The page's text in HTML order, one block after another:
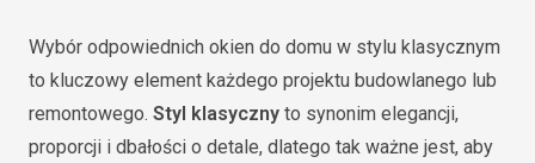
Wybór odpowiednich okien do domu w stylu klasycznym
to kluczowy element każdego projektu budowlanego lub
remontowego. Styl klasyczny to synonim elegancji,
proporcji i dbałości o detale, dlatego tak ważne jest, aby